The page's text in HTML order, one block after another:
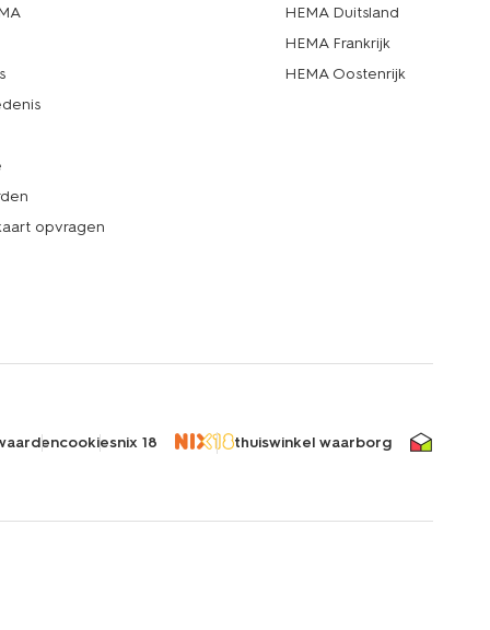
opvragen
HEMA Duitsland
HEMA Frankrijk
HEMA Oostenrijk
cookiesnix 18 thuiswinkel waarborg